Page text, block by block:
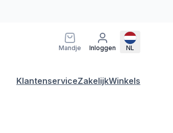
Mandje Inloggen NL
KlantenserviceZakelijkWinkels